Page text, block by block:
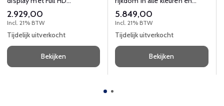
(1920x1080) resolutie
2.929,00
Incl. 21% BTW
Tijdelijk uitverkocht
Bekijken
brengt kleuren tot leven.
5.849,00
Incl. 21% BTW
Tijdelijk uitverkocht
Bekijken